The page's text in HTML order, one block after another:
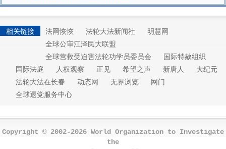
相关链接 法网恢恢 法轮大法新闻社
明慧网
全球公审江泽民大联盟
全球营救受迫害法轮功学员委员会
国际特赦组织
国际法庭
人权观察 正见 希望之声 新唐人
大纪元
法轮大法在长春
动态网 无界浏览
网门
全球退党服务中心
Copyright © 2002-2026 World Organization to Investigate
the